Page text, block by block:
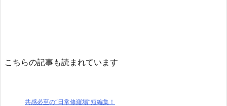
こちらの記事も読まれています
共感必至の“日常修羅場”短編集！